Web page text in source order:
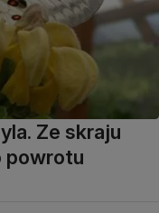
Ze skraju
powrotu